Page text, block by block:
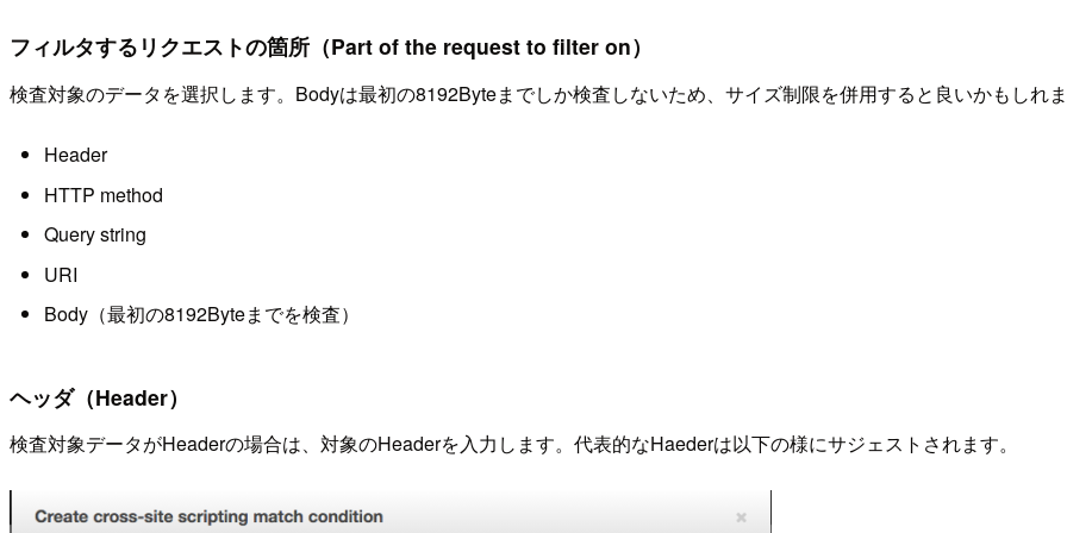
フィルタするリクエストの箇所（Part of the request to filter on）
検査対象のデータを選択します。Bodyは最初の8192Byteまでしか検査しないため、サイズ制限を併用すると良いかもしれ
Header
HTTP method
Query string
URI
Body（最初の8192Byteまでを検査）
ヘッダ（Header）
検査対象データがHeaderの場合は、対象のHeaderを入力します。代表的なHaederは以下の様にサジェストされます。